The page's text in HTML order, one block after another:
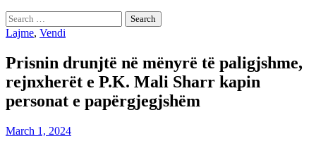
Search
for:
Lajme, Vendi
Prisnin drunjtë në mënyrë të paligjshme,
rejnxherët e P.K. Mali Sharr kapin
personat e papërgjegjshëm
March 1, 2024